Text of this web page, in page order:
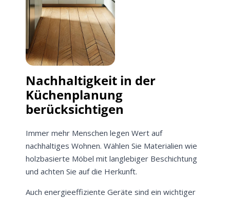
Nachhaltigkeit in der
Küchenplanung
berücksichtigen
Immer mehr Menschen legen Wert auf
nachhaltiges Wohnen. Wählen Sie Materialien wie
holzbasierte Möbel mit langlebiger Beschichtung
und achten Sie auf die Herkunft.
Auch energieeffiziente Geräte sind ein wichtiger